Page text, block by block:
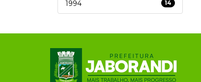
1994 14